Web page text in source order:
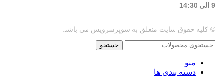
9 الی 14:30
© کلیه حقوق سایت متعلق به سوپرسرویس می باشد.
جستجو
منو
دسته بندی ها